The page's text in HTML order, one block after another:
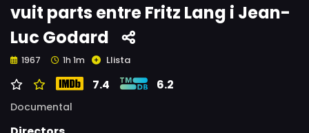
vuit parts entre Fritz Lang i Jean-
Luc Godard
1967 1h 1m Llista
7.4 6.2
Documental